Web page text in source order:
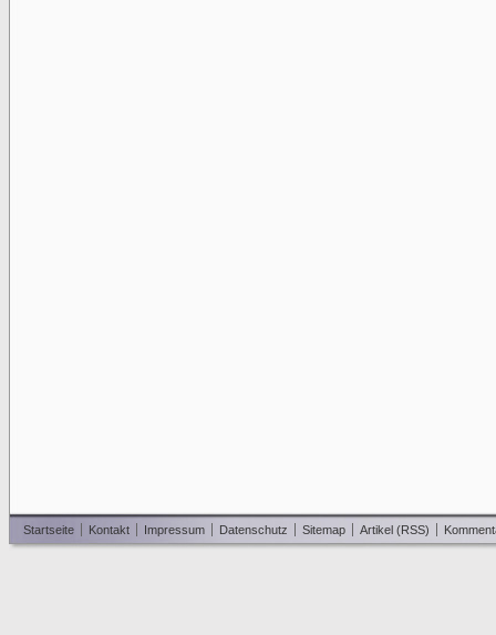
Startseite Kontakt Impressum Datenschutz Sitemap Artikel (RSS)